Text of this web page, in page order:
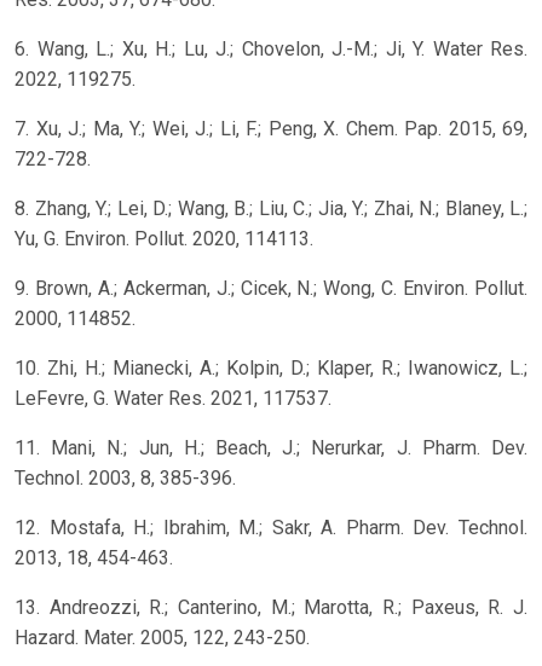
6. Wang, L.; Xu, H.; Lu, J.; Chovelon, J.-M.; Ji, Y. Water Res.
2022, 119275.
7. Xu, J.; Ma, Y.; Wei, J.; Li, F.; Peng, X. Chem. Pap. 2015, 69,
722-728.
8. Zhang, Y.; Lei, D.; Wang, B.; Liu, C.; Jia, Y.; Zhai, N.; Blaney, L.;
Yu, G. Environ. Pollut. 2020, 114113.
9. Brown, A.; Ackerman, J.; Cicek, N.; Wong, C. Environ. Pollut.
2000, 114852.
10. Zhi, H.; Mianecki, A.; Kolpin, D.; Klaper, R.; Iwanowicz, L.;
LeFevre, G. Water Res. 2021, 117537.
11. Mani, N.; Jun, H.; Beach, J.; Nerurkar, J. Pharm. Dev.
Technol. 2003, 8, 385-396.
12. Mostafa, H.; Ibrahim, M.; Sakr, A. Pharm. Dev. Technol.
2013, 18, 454-463.
13. Andreozzi, R.; Canterino, M.; Marotta, R.; Paxeus, R. J.
Hazard. Mater. 2005, 122, 243-250.